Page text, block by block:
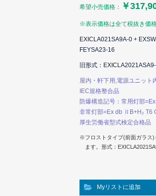
希望小売価格： ￥
※表示価格は全て税抜き価格
EXICLA021SA9A-0 +
FEYSA23-16
旧形式：
屋内・軒下用,電源ユニット
IEC規格整合品
防爆構造記号：常用灯部
非常灯部=Ex db ⅡB+H₂ T6
厚生労働省型式検定合格品
※フロストタイプ(前面ガラス)
ます。形式：
Myリストに追加